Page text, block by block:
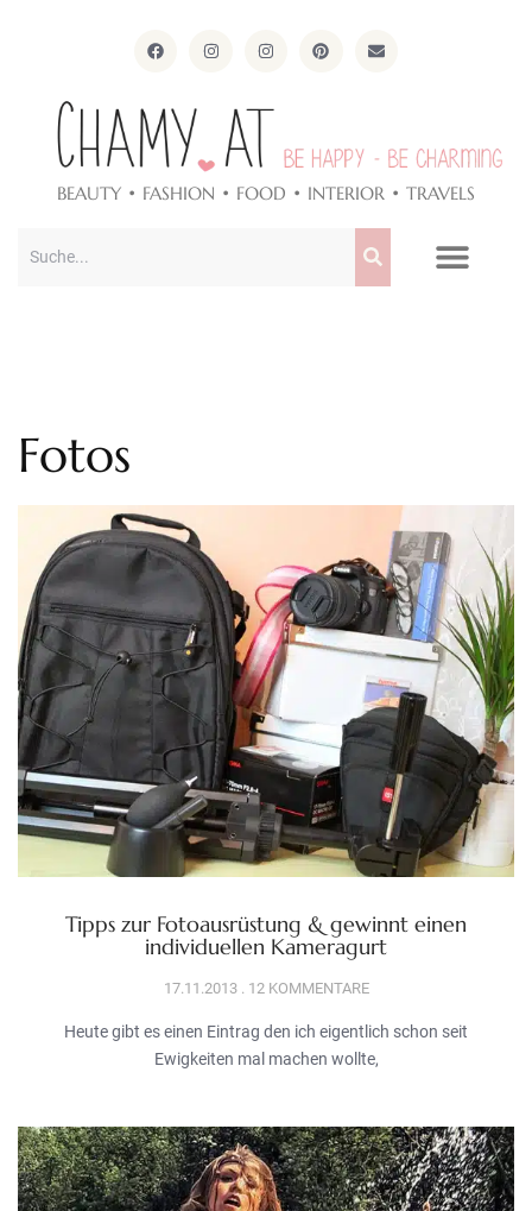
BEAUTY • FASHION • FOOD • INTERIOR • TRAVELS
Fotos
Tipps zur Fotoausrüstung & gewinnt einen
individuellen Kameragurt
17.11.2013 12 KOMMENTARE
Heute gibt es einen Eintrag den ich eigentlich schon seit
Ewigkeiten mal machen wollte,